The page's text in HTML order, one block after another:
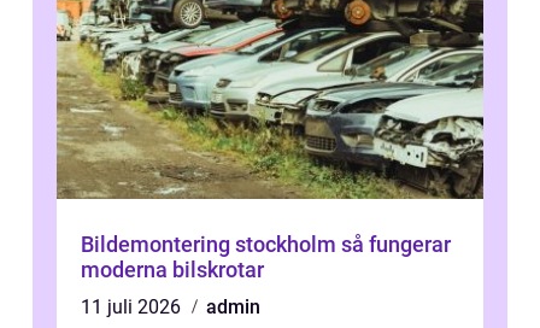
Bildemontering stockholm så fungerar
moderna bilskrotar
11 juli 2026
admin